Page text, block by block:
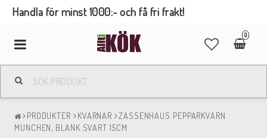
Handla för minst 1000:- och få fri frakt!
0
Toggle
navigation
PRODUKTER KVARNAR
ZASSENHAUS PEPPARKVARN
MUNCHEN, BLANK SVART 15CM